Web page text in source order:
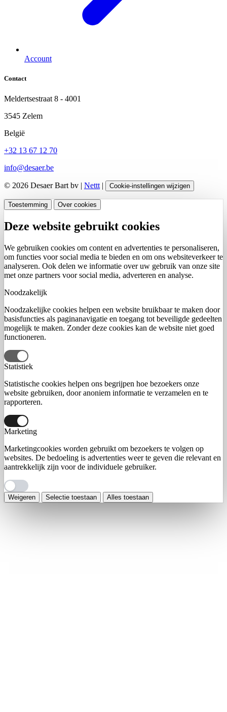
Account
Contact
Meldertsestraat 8 - 4001
3545 Zelem
België
+32 13 67 12 70
info@desaer.be
© 2026 Desaer Bart bv | Nettt | Cookie-instellingen wijzigen
Toestemming Over cookies
Deze website gebruikt cookies
We gebruiken cookies om content en advertenties te personaliseren,
om functies voor social media te bieden en om ons websiteverkeer te
analyseren. Ook delen we informatie over uw gebruik van onze site
met onze partners voor social media, adverteren en analyse.
Noodzakelijk
Noodzakelijke cookies helpen een website bruikbaar te maken door
basisfuncties als paginanavigatie en toegang tot beveiligde gedeelten
mogelijk te maken. Zonder deze cookies kan de website niet goed
functioneren.
Statistiek
Statistische cookies helpen ons begrijpen hoe bezoekers onze
website gebruiken, door anoniem informatie te verzamelen en te
rapporteren.
Marketing
Marketingcookies worden gebruikt om bezoekers te volgen op
websites. De bedoeling is advertenties weer te geven die relevant en
aantrekkelijk zijn voor de individuele gebruiker.
Weigeren Selectie toestaan Alles toestaan